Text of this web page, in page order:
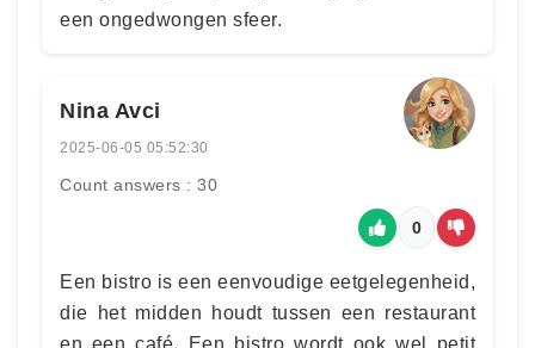
een ongedwongen sfeer.
Nina Avci
2025-06-05 05:52:30
Count answers : 30
0
Een bistro is een eenvoudige eetgelegenheid,
die het midden houdt tussen een restaurant
en een café. Een bistro wordt ook wel petit